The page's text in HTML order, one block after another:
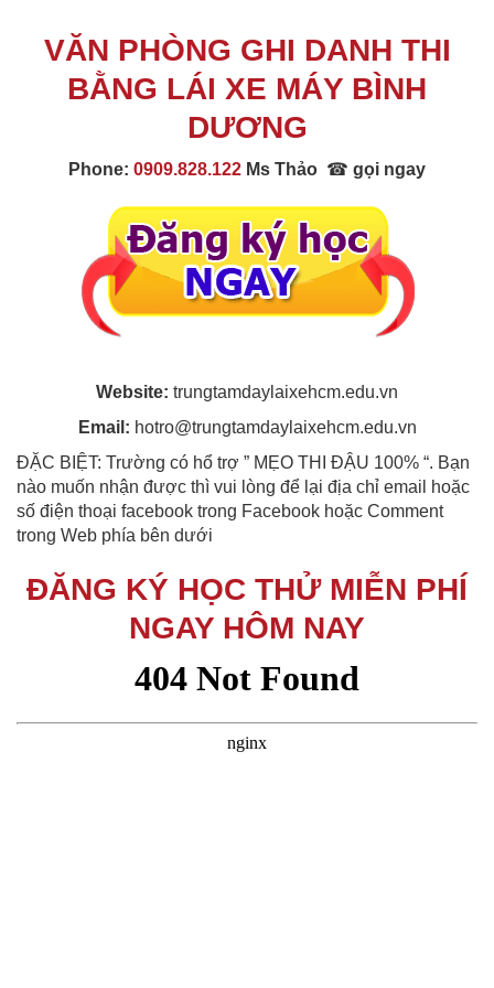
VĂN PHÒNG GHI DANH THI
BẰNG LÁI XE MÁY BÌNH
DƯƠNG
Phone: 0909.828.122 Ms Thảo ☎ gọi ngay
Website: trungtamdaylaixehcm.edu.vn
Email: hotro@trungtamdaylaixehcm.edu.vn
ĐẶC BIỆT: Trường có hổ trợ ” MẸO THI ĐẬU 100% “. Bạn
nào muốn nhận được thì vui lòng để lại địa chỉ email hoặc
số điện thoại facebook trong Facebook hoặc Comment
trong Web phía bên dưới
ĐĂNG KÝ HỌC THỬ MIỄN PHÍ
NGAY HÔM NAY